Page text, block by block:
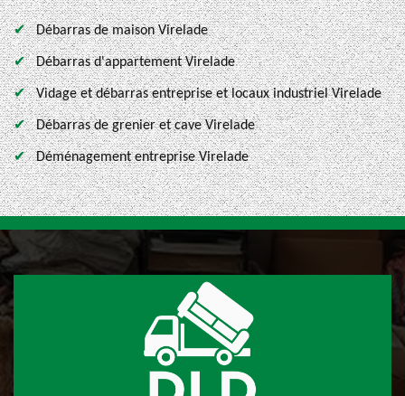
Débarras de maison Virelade
Débarras d'appartement Virelade
Vidage et débarras entreprise et locaux industriel Virelade
Débarras de grenier et cave Virelade
Déménagement entreprise Virelade